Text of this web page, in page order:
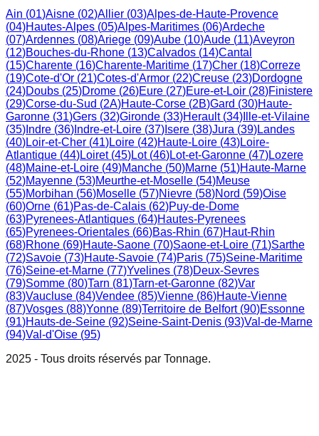
Ain (01)Aisne (02)Allier (03)Alpes-de-Haute-Provence
(04)Hautes-Alpes (05)Alpes-Maritimes (06)Ardeche
(07)Ardennes (08)Ariege (09)Aube (10)Aude (11)Aveyron
(12)Bouches-du-Rhone (13)Calvados (14)Cantal
(15)Charente (16)Charente-Maritime (17)Cher (18)Correze
(19)Cote-d'Or (21)Cotes-d'Armor (22)Creuse (23)Dordogne
(24)Doubs (25)Drome (26)Eure (27)Eure-et-Loir (28)Finistere
(29)Corse-du-Sud (2A)Haute-Corse (2B)Gard (30)Haute-
Garonne (31)Gers (32)Gironde (33)Herault(34) Ille-et-Vilaine
(35) Indre (36) Indre-et-Loire (37) Isere (38)Jura (39)Landes
(40)Loir-et-Cher (41)Loire (42)Haute-Loire (43)Loire-
Atlantique (44)Loiret(45)Lot(46)Lot-et-Garonne (47)Lozere
(48)Maine-et-Loire (49)Manche (50)Marne (51)Haute-Marne
(52)Mayenne (53)Meurthe-et-Moselle (54)Meuse
(55)Morbihan (56)Moselle (57)Nievre (58)Nord (59)Oise
(60)Orne (61)Pas-de-Calais (62)Puy-de-Dome
(63)Pyrenees-Atlantiques (64)Hautes-Pyrenees
(65)Pyrenees-Orientales (66)Bas-Rhin (67)Haut-Rhin
(68)Rhone (69)Haute-Saone (70)Saone-et-Loire (71)Sarthe
(72)Savoie (73)Haute-Savoie (74)Paris (75)Seine-Maritime
(76)Seine-et-Marne (77)Yvelines (78)Deux-Sevres
(79)Somme (80)Tarn (81)Tarn-et-Garonne (82)Var
(83)Vaucluse (84)Vendee (85)Vienne (86)Haute-Vienne
(87)Vosges (88)Yonne (89)Territoire de Belfort(90)Essonne
(91)Hauts-de-Seine (92)Seine-Saint-Denis (93)Val-de-Marne
(94)Val-d'Oise (95)
2025 - Tous droits réservés par Tonnage.